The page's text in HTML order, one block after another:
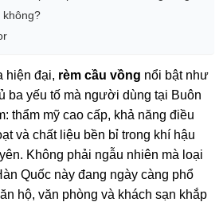
không?
hiện đại, rèm cầu vồng nổi bật như
ba yếu tố mà người dùng tại Buôn
thẩm mỹ cao cấp, khả năng điều
và chất liệu bền bỉ trong khí hậu
Không phải ngẫu nhiên mà loại
Quốc này đang ngày càng phổ
hộ, văn phòng và khách sạn khắp